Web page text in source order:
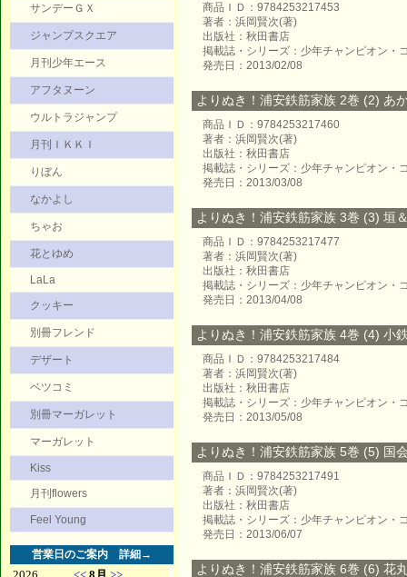
サンデーＧＸ
ジャンプスクエア
月刊少年エース
アフタヌーン
ウルトラジャンプ
月刊ＩＫＫＩ
りぼん
なかよし
ちゃお
花とゆめ
LaLa
クッキー
別冊フレンド
デザート
ベツコミ
別冊マーガレット
マーガレット
Kiss
月刊flowers
Feel Young
営業日のご案内 詳細→
商品ＩＤ：9784253217453
著者：浜岡賢次(著)
出版社：秋田書店
掲載誌・シリーズ：少年チャンピオン・
発売日：2013/02/08
よりぬき！浦安鉄筋家族 2巻 (2) あ
商品ＩＤ：9784253217460
著者：浜岡賢次(著)
出版社：秋田書店
掲載誌・シリーズ：少年チャンピオン・
発売日：2013/03/08
よりぬき！浦安鉄筋家族 3巻 (3) 垣
商品ＩＤ：9784253217477
著者：浜岡賢次(著)
出版社：秋田書店
掲載誌・シリーズ：少年チャンピオン・
発売日：2013/04/08
よりぬき！浦安鉄筋家族 4巻 (4) 小
商品ＩＤ：9784253217484
著者：浜岡賢次(著)
出版社：秋田書店
掲載誌・シリーズ：少年チャンピオン・
発売日：2013/05/08
よりぬき！浦安鉄筋家族 5巻 (5) 国
商品ＩＤ：9784253217491
著者：浜岡賢次(著)
出版社：秋田書店
掲載誌・シリーズ：少年チャンピオン・
発売日：2013/06/07
よりぬき！浦安鉄筋家族 6巻 (6) 花